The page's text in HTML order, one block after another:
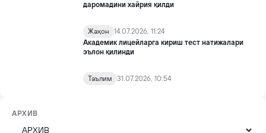
даромадини хайрия қилди
Жаҳон
14.07.2026, 11:24
Академик лицейларга кириш тест натижалари
эълон қилинди
Таълим 31.07.2026, 10:54
АРХИВ